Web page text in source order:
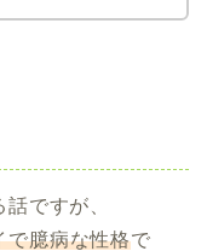
ですが、
で臆病な性格で